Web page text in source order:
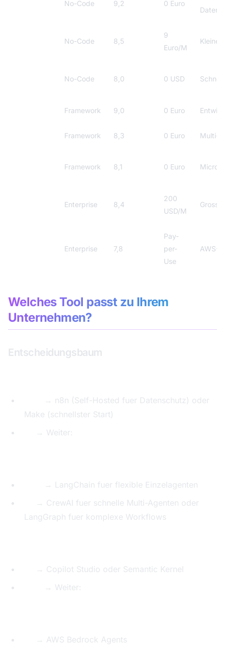
No-Code 9,2 0 Euro
No-Code 8,5
9
Euro/M
Kleine
No-Code 8,0 0 USD
Framework 9,0 0 Euro
Framework 8,3 0 Euro Multi-
Framework 8,1 0 Euro
Enterprise 8,4
200
USD/M
Enterprise 7,8
Pay-
per-
Use
AWS-
Welches Tool passt zu Ihrem
Unternehmen?
Entscheidungsbaum
→ n8n (Self-Hosted fuer Datenschutz) oder
Make (schnellster Start)
→ Weiter:
→ LangChain fuer flexible Einzelagenten
→ CrewAI fuer schnelle Multi-Agenten oder
LangGraph fuer komplexe Workflows
→ Copilot Studio oder Semantic Kernel
→ Weiter:
→ AWS Bedrock Agents